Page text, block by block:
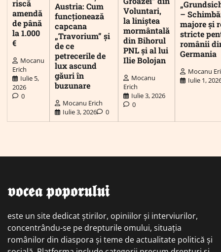
riscă
amendă
de până
la 1.000
€
Mocanu
Erich
Iulie 5,
2026
0
Austria: Cum
funcționează
capcana
„Travorium” și
de ce
petrecerile de
lux ascund
găuri în
buzunare
Mocanu Erich
Iulie 3, 2026
0
Voluntari,
la liniștea
mormântală
din Bihorul
PNL și al lui
Ilie Bolojan
Mocanu
Erich
Iulie 3, 2026
0
–
majore și
stricte
românii
Germania
Mocanu
Iulie 1,
𝖛𝖔𝖈𝖊𝖆 𝖕𝖔𝖕𝖔𝖗𝖚𝖑𝖚𝖎
este un site dedicat știrilor, opiniilor și interviurilor,
concentrându-se pe drepturile omului, situația
românilor din diaspora și teme de actualitate politică și